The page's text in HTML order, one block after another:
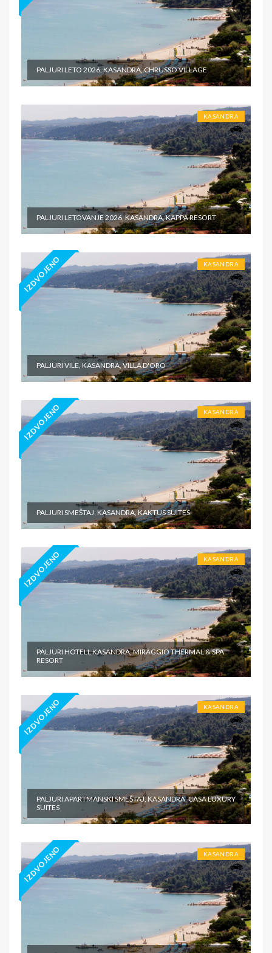
PALJURI LETO 2026, KASANDRA, CHRUSSO VILLAGE
KASANDRA
PALJURI LETOVANJE 2026, KASANDRA, KAPPA RESORT
IZDVOJENO KASANDRA
PALJURI VILE, KASANDRA, VILLA D'ORO
IZDVOJENO KASANDRA
PALJURI SMEŠTAJ, KASANDRA, KAKTUS SUITES
IZDVOJENO KASANDRA
PALJURI HOTELI, KASANDRA, MIRAGGIO THERMAL & SPA
RESORT
IZDVOJENO KASANDRA
PALJURI APARTMANSKI SMEŠTAJ, KASANDRA, CASA LUXURY
SUITES
IZDVOJENO KASANDRA